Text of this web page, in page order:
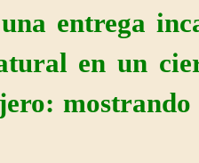
entrega
en un